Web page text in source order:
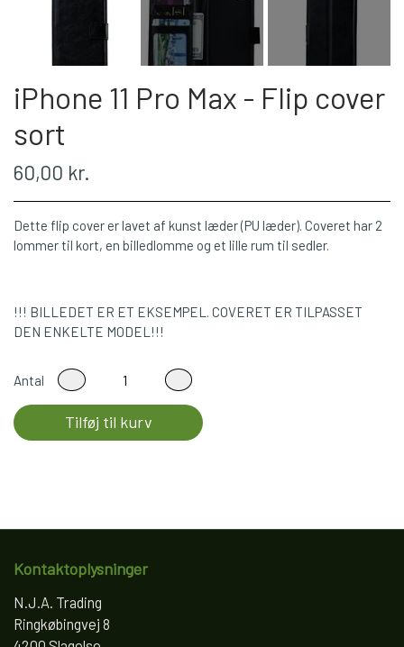
iPhone 11 Pro Max - Flip cover
sort
60,00 kr.
Dette flip cover er lavet af kunst læder (PU læder). Coveret har 2
lommer til kort, en billedlomme og et lille rum til sedler.
!!! BILLEDET ER ET EKSEMPEL. COVERET ER TILPASSET
DEN ENKELTE MODEL!!!
Antal
Tilføj til kurv
Kontaktoplysninger
N.J.A. Trading
Ringkøbingvej 8